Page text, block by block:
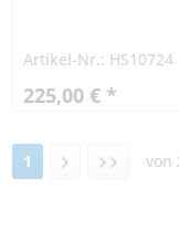
Artikel-Nr.: HS10724
225,00 € *
1 von